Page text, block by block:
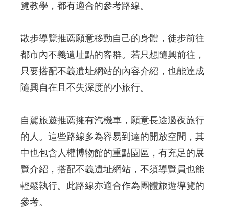
覽教學，都有適合的參考路線。
散步導覽推薦願意移動自己的身體，徒步前往
都市內不義遺址點的客群。若只想隨興前往，
只要搭配不義遺址網站的內容介紹，也能達成
隨興自在且不失深度的小旅行。
自駕旅遊推薦擁有汽機車，願意長途過夜旅行
的人。這些路線多為容易到達的開放空間，其
中也包含人權博物館的重點園區，有充足的展
覽介紹，搭配不義遺址網站，不須導覽員也能
輕鬆執行。此路線亦適合作為團體旅遊導覽的
參考。